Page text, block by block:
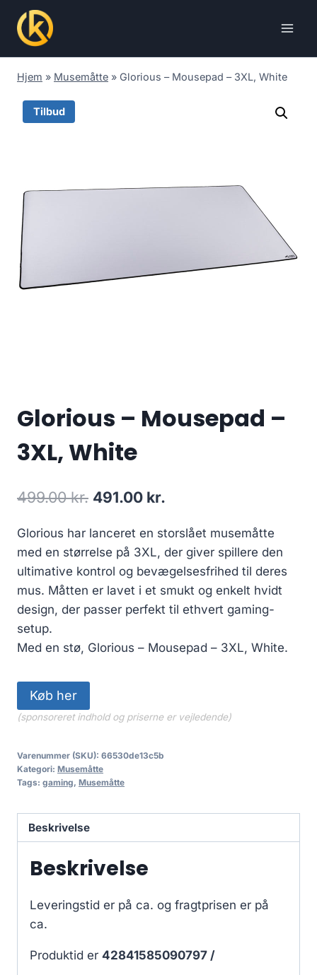
content
Hjem » Musemåtte » Glorious – Mousepad – 3XL, White
Tilbud
Glorious – Mousepad –
3XL, White
499.00kr. Original
was:
499.00 kr..
491.00 kr.
is:
491.00 kr..
Glorious har lanceret en storslået musemåtte
med en størrelse på 3XL, der giver spillere den
ultimative kontrol og bevægelsesfrihed til deres
mus. Måtten er lavet i et smukt og enkelt hvidt
design, der passer perfekt til ethvert gaming-
setup.
Med en stø, Glorious – Mousepad – 3XL, White.
Køb her
(sponsoreret indhold og priserne er vejledende)
Varenummer (SKU): 66530de13c5b
Kategori: Musemåtte
Tags: gaming, Musemåtte
Beskrivelse
Beskrivelse
Leveringstid er på ca. og fragtprisen er på
ca.
Produktid er 42841585090797 /